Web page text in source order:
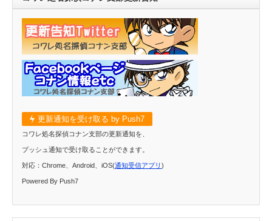
更新通知を受け取る by Push7
コワレ処名探偵コナン支部の更新通知を、
プッシュ通知で受け取ることができます。
対応：Chrome、Android、iOS(通知受信アプリ )
Powered By Push7